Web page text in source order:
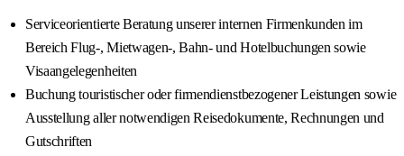
Serviceorientierte Beratung unserer internen Firmenkunden im
Bereich Flug-, Mietwagen-, Bahn- und Hotelbuchungen sowie
Visaangelegenheiten
Buchung touristischer oder firmendienstbezogener Leistungen sowie
Ausstellung aller notwendigen Reisedokumente, Rechnungen und
Gutschriften